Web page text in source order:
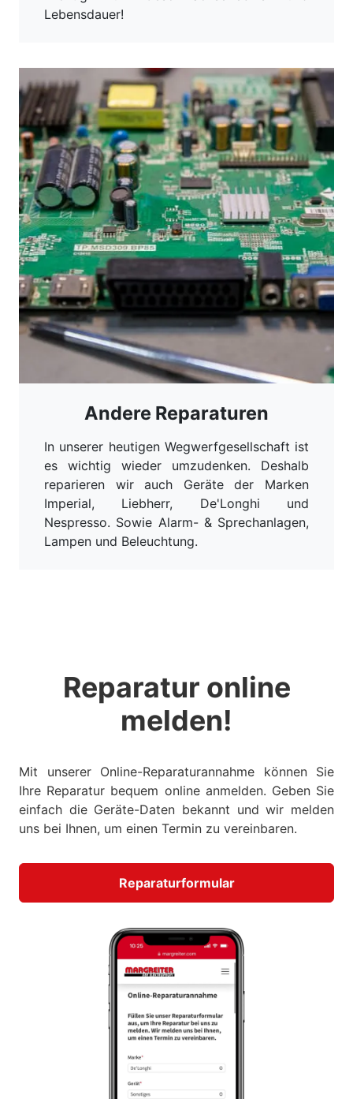
Lebensdauer!
Andere Reparaturen
In unserer heutigen Wegwerfgesellschaft ist
es wichtig wieder umzudenken. Deshalb
reparieren wir auch Geräte der Marken
Imperial, Liebherr, De'Longhi und
Nespresso. Sowie Alarm- & Sprechanlagen,
Lampen und Beleuchtung.
Reparatur online
melden!
Mit unserer Online-Reparaturannahme können Sie
Ihre Reparatur bequem online anmelden. Geben Sie
einfach die Geräte-Daten bekannt und wir melden
uns bei Ihnen, um einen Termin zu vereinbaren.
Reparaturformular